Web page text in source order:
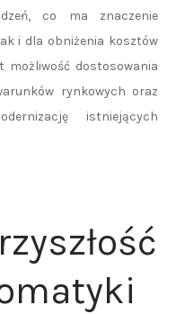
co ma znaczenie
i dla obniżenia kosztów
możliwość dostosowania
rynkowych oraz
istniejących